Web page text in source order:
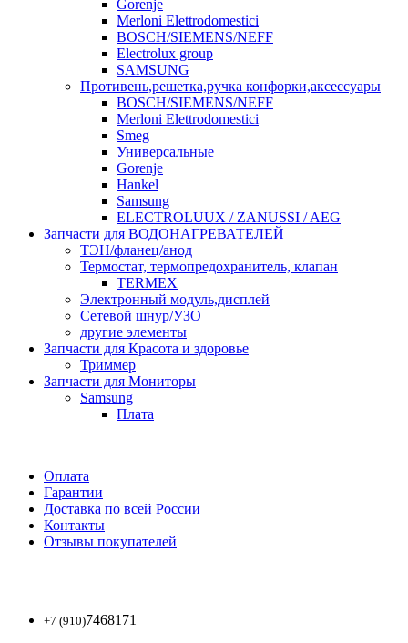
Gorenje
Merloni Elettrodomestici
BOSCH/SIEMENS/NEFF
Electrolux group
SAMSUNG
Противень,решетка,ручка конфорки,аксессуары
BOSCH/SIEMENS/NEFF
Merloni Elettrodomestici
Smeg
Универсальные
Gorenje
Hankel
Samsung
ELECTROLUUX / ZANUSSI / AEG
Запчасти для ВОДОНАГРЕВАТЕЛЕЙ
ТЭН/фланец/анод
Термостат, термопредохранитель, клапан
TERMEX
Электронный модуль,дисплей
Сетевой шнур/УЗО
другие элементы
Запчасти для Красота и здоровье
Триммер
Запчасти для Мониторы
Samsung
Плата
Оплата
Гарантии
Доставка по всей России
Контакты
Отзывы покупателей
+7 (910)7468171